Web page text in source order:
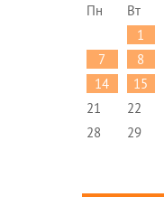
Пн
Вт
1
7
8
14
15
21
22
28
29